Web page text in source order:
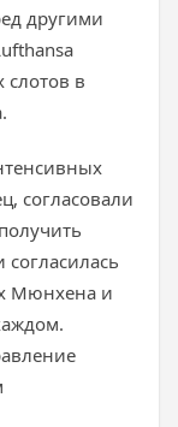
другими
слотов в
согласовали
Мюнхена и